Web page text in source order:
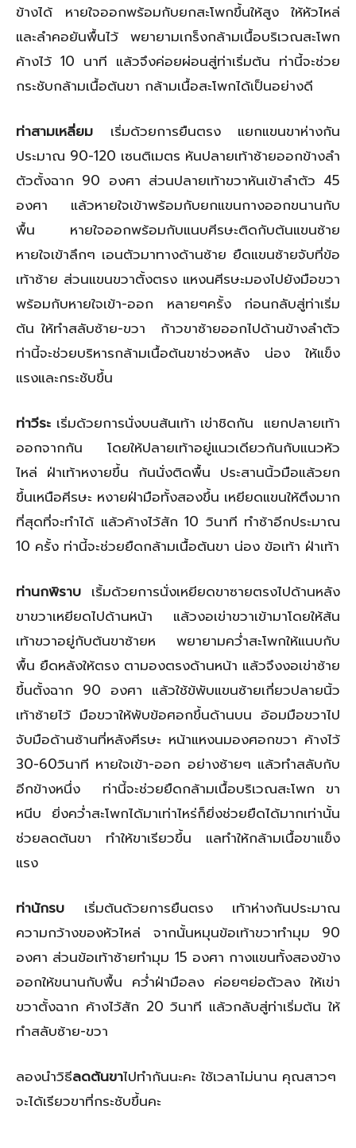
ข้างได้ หายใจออกพร้อมกับยกสะโพกขึ้นให้สูง ให้หัวไหล่
และลำคอยันพื้นไว้ พยายามเกร็งกล้ามเนื้อบริเวณสะโพก
ค้างไว้ 10 นาที แล้วจึงค่อยผ่อนสู่ท่าเริ่มต้น ท่านี้จะช่วย
กระชับกล้ามเนื้อต้นขา กล้ามเนื้อสะโพกได้เป็นอย่างดี
ท่าสามเหลี่ยม เริ่มด้วยการยืนตรง แยกแขนขาห่างกัน
ประมาณ 90-120 เซนติเมตร หันปลายเท้าซ้ายออกข้างลำ
ตัวตั้งฉาก 90 องศา ส่วนปลายเท้าขวาหันเข้าลำตัว 45
องศา แล้วหายใจเข้าพร้อมกับยกแขนกางออกขนานกับ
พื้น หายใจออกพร้อมกับแนบศีรษะติดกับต้นแขนซ้าย
หายใจเข้าลึกๆ เอนตัวมาทางด้านซ้าย ยืดแขนซ้ายจับที่ข้อ
เท้าซ้าย ส่วนแขนขวาตั้งตรง แหงนศีรษะมองไปยังมือขวา
พร้อมกับหายใจเข้า-ออก หลายๆครั้ง ก่อนกลับสู่ท่าเริ่ม
ต้น ให้ทำสลับซ้าย-ขวา ก้าวขาซ้ายออกไปด้านข้างลำตัว
ท่านี้จะช่วยบริหารกล้ามเนื้อต้นขาช่วงหลัง น่อง ให้แข็ง
แรงและกระชับขึ้น
ท่าวีระ เริ่มด้วยการนั่งบนส้นเท้า เข่าชิดกัน แยกปลายเท้า
ออกจากกัน โดยให้ปลายเท้าอยู่แนวเดียวกันกับแนวหัว
ไหล่ ฝ่าเท้าหงายขึ้น ก้นนั่งติดพื้น ประสานนิ้วมือแล้วยก
ขึ้นเหนือศีรษะ หงายฝ่ามือทั้งสองขึ้น เหยียดแขนให้ตึงมาก
ที่สุดที่จะทำได้ แล้วค้างไว้สัก 10 วินาที ทำซ้าอีกประมาณ
10 ครั้ง ท่านี้จะช่วยยืดกล้ามเนื้อต้นขา น่อง ข้อเท้า ฝ่าเท้า
ท่านกพิราบ เริ้มด้วยการนั่งเหยียดขาซายตรงไปด้านหลัง
ขาขวาเหยียดไปด้านหน้า แล้วงอเข่าขวาเข้ามาโดยให้ส้น
เท้าขวาอยู่กับต้นขาซ้ายห พยายามคว่ำสะโพกให้แนบกับ
พื้น ยืดหลังให้ตรง ตามองตรงด้านหน้า แล้วจึงงอเข่าซ้าย
ขึ้นตั้งฉาก 90 องศา แล้วใช้ข้พับแขนซ้ายเกี่ยวปลายนิ้ว
เท้าซ้ายไว้ มือขวาให้พับข้อศอกขึ้นด้านบน อ้อมมือขวาไป
จับมือด้านซ้านที่หลังศีรษะ หน้าแหงนมองศอกขวา ค้างไว้
30-60วินาที หายใจเข้า-ออก อย่างซ้ายๆ แล้วทำสลับกับ
อีกข้างหนึ่ง ท่านี้จะช่วยยืดกล้ามเนื้อบริเวณสะโพก ขา
หนีบ ยิ่งคว่ำสะโพกได้มาเท่าไหร่ก็ยิ่งช่วยยืดได้มากเท่านั้น
ช่วยลดต้นขา ทำให้ขาเรียวขึ้น แลทำให้กล้ามเนื้อขาแข็ง
แรง
ท่านักรบ เริ่มต้นด้วยการยืนตรง เท้าห่างกันประมาณ
ความกว้างของหัวไหล่ จากนั้นหมุนข้อเท้าขวาทำมุม 90
องศา ส่วนข้อเท้าซ้ายทำมุม 15 องศา กางแขนทั้งสองข้าง
ออกให้ขนานกับพื้น คว่ำฝ่ามือลง ค่อยๆย่อตัวลง ให้เข่า
ขวาตั้งฉาก ค้างไว้สัก 20 วินาที แล้วกลับสู่ท่าเริ่มต้น ให้
ทำสลับซ้าย-ขวา
ลองนำวิธีลดต้นขาไปทำกันนะคะ ใช้เวลาไม่นาน คุณสาวๆ
จะได้เรียวขาที่กระชับขึ้นคะ